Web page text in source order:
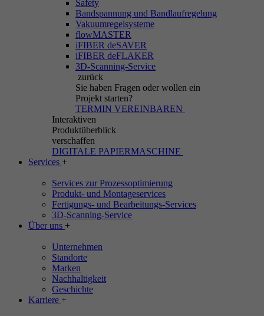
Safety
Bandspannung und Bandlaufregelung
Vakuumregelsysteme
flowMASTER
iFIBER deSAVER
iFIBER deFLAKER
3D-Scanning-Service
zurück
Sie haben Fragen oder wollen ein
Projekt starten?
TERMIN VEREINBAREN
Interaktiven
Produktüberblick
verschaffen
DIGITALE PAPIERMASCHINE
Services +
Services zur Prozessoptimierung
Produkt- und Montageservices
Fertigungs- und Bearbeitungs-Services
3D-Scanning-Service
Über uns +
Unternehmen
Standorte
Marken
Nachhaltigkeit
Geschichte
Karriere +